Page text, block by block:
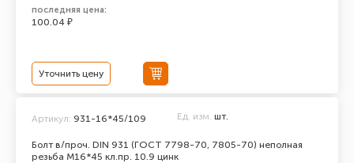
последняя цена:
100.04 ₽
Уточнить цену
Болт в/проч. DIN 931 (ГОСТ 7798-70, 7805-70) неполная
резьба М16*45 кл.пр. 10.9 цинк
Артикул: 931-16*45/109 Ед. изм. шт.